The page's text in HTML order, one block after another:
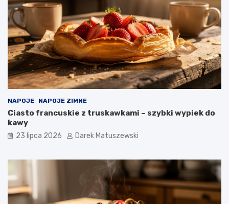
NAPOJE NAPOJE ZIMNE
Ciasto francuskie z truskawkami – szybki wypiek do
kawy
23 lipca 2026 Darek Matuszewski